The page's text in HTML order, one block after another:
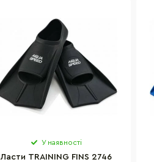
У наявності
Ласти TRAINING FINS 2746